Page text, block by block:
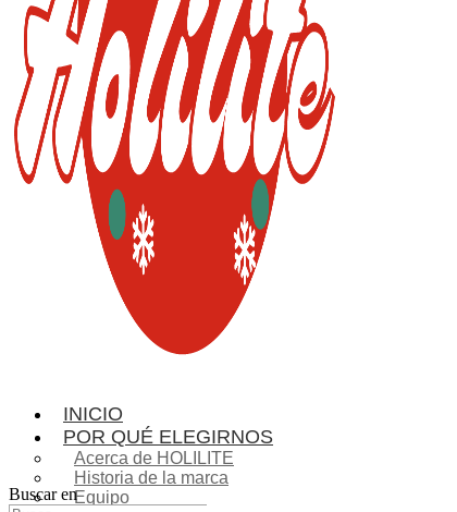
INICIO
POR QUÉ ELEGIRNOS
Acerca de HOLILITE
Historia de la marca
Equipo
Buscar en